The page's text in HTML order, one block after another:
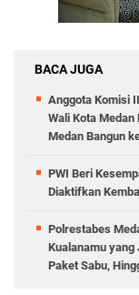
BACA JUGA
Anggota Komisi
Wali Kota Medan
Medan Bangun
PWI Beri
Diaktifkan
Polrestabes
Kualanamu yang
Paket Sabu,